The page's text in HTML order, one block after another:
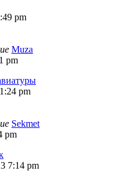
pm
Muza
pm
pm
Sekmet
pm
7:14 pm